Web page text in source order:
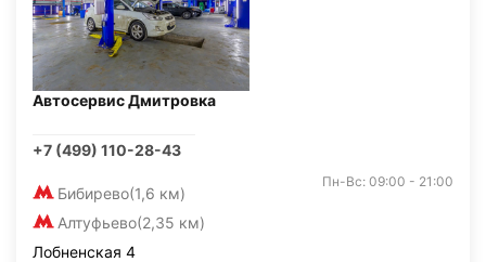
Автосервис Дмитровка
+7 (499) 110-28-43
Бибирево(1,6 км)
Алтуфьево(2,35 км)
Пн-Вс: 09:00 - 21:00
Лобненская 4